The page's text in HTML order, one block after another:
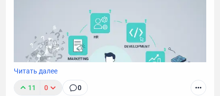
Читать далее
11 0 0